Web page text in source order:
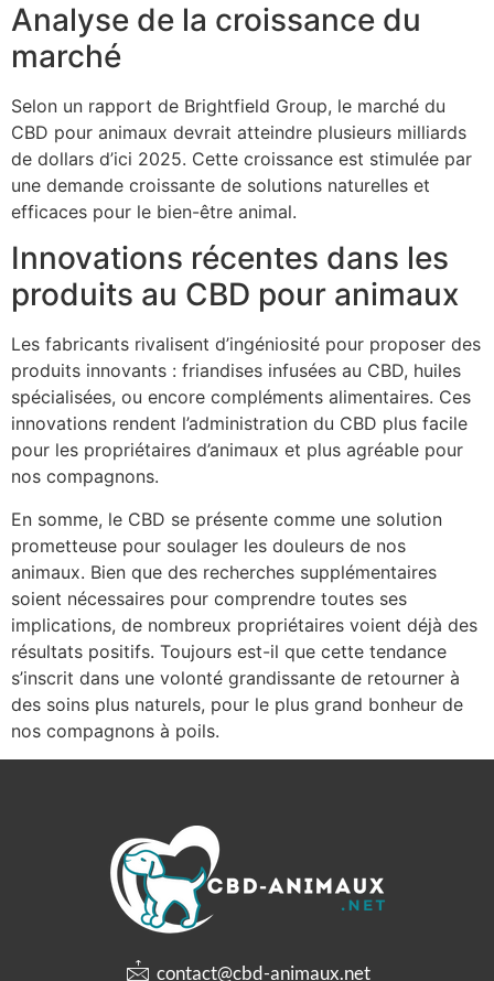
Analyse de la croissance du
marché
Selon un rapport de Brightfield Group, le marché du
CBD pour animaux devrait atteindre plusieurs milliards
de dollars d’ici 2025. Cette croissance est stimulée par
une demande croissante de solutions naturelles et
efficaces pour le bien-être animal.
Innovations récentes dans les
produits au CBD pour animaux
Les fabricants rivalisent d’ingéniosité pour proposer des
produits innovants : friandises infusées au CBD, huiles
spécialisées, ou encore compléments alimentaires. Ces
innovations rendent l’administration du CBD plus facile
pour les propriétaires d’animaux et plus agréable pour
nos compagnons.
En somme, le CBD se présente comme une solution
prometteuse pour soulager les douleurs de nos
animaux. Bien que des recherches supplémentaires
soient nécessaires pour comprendre toutes ses
implications, de nombreux propriétaires voient déjà des
résultats positifs. Toujours est-il que cette tendance
s’inscrit dans une volonté grandissante de retourner à
des soins plus naturels, pour le plus grand bonheur de
nos compagnons à poils.
contact@cbd-animaux.net